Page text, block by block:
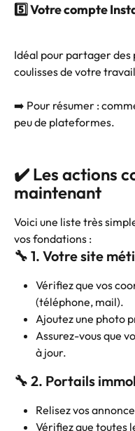
5️⃣ Votre compte
Idéal pour partager des
coulisses de votre
➡️ Pour résumer :
peu de plateformes.
✔️ Les actions
maintenant
Voici une liste très
vos fondations :
🔧 1. Votre site
Vérifiez que vos
(téléphone, mail).
Ajoutez une photo
Assurez-vous que
à jour.
🔧 2. Portails
Relisez vos
Vérifiez que toutes